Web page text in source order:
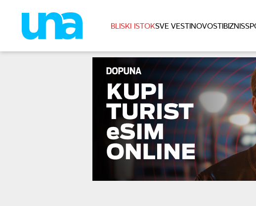
BLISKI ISTOKSVE VESTINOVOSTIBIZNIS